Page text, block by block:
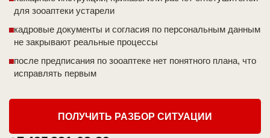
для зооаптеки устарели
кадровые документы и согласия по персональным данным
не закрывают реальные процессы
после предписания по зооаптеке нет понятного плана, что
исправлять первым
ПОЛУЧИТЬ РАЗБОР СИТУАЦИИ